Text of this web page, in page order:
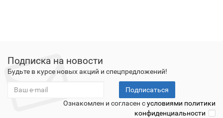
Подписка на новости
Будьте в курсе новых акций и спецпредложений!
Подписаться
Ознакомлен и согласен сусловиями политики
конфиденциальности